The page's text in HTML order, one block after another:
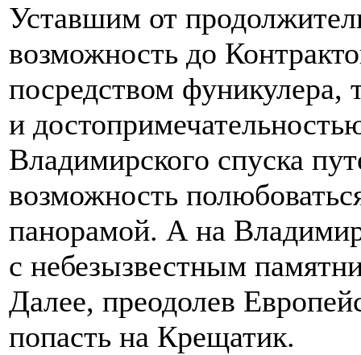
Уставшим от
возможность до
посредством
и
Владимирского спуска
возможность
панорамой. А на
с небезызвестным
Далее, преодолев
попасть на Крещатик.